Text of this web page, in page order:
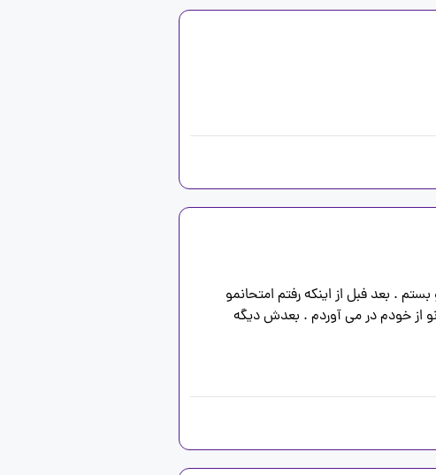
بدم نماز ظهرمم خوندم تا خدا هوامو داشته باشه. خلاصه رفتم شانسی و ب نیت بیست شدن جواباشونو از خودم در می آوردم . بعدش دیگه